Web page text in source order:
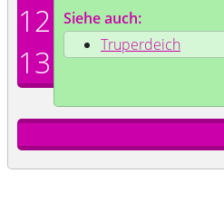
12
13
Siehe auch:
Truperdeich